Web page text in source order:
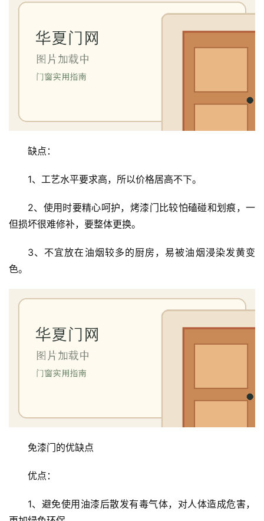
室
缺点：
1、工艺水平要求高，所以价格居高不下。
2、使用时要精心呵护，烤漆门比较怕磕碰和划痕，一
但损坏很难修补，要整体更换。
3、不宜放在油烟较多的厨房，易被油烟浸染发黄变
色。
免漆门的优缺点
优点：
1、避免使用油漆后散发有毒气体，对人体造成危害，